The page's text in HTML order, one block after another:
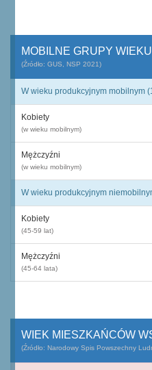
MOBILNE GRUPY WIEKU
(Źródło: GUS, NSP 2021)
W wieku produkcyjnym mobilnym
Kobiety
(w wieku mobilnym)
Mężczyźni
(w wieku mobilnym)
W wieku produkcyjnym
Kobiety
(45-59 lat)
Mężczyźni
(45-64 lata)
WIEK MIESZKAŃCÓW
(Źródło: Narodowy Spis Powszechny